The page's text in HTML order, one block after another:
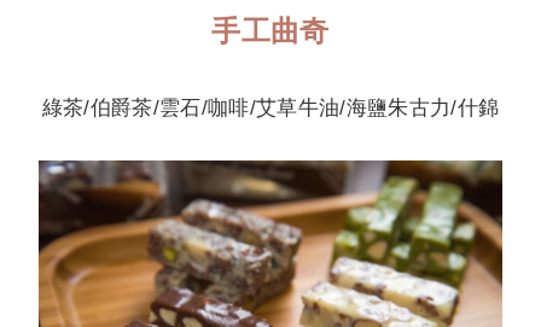
手工曲奇
綠茶/伯爵茶/雲石/咖啡/艾草牛油/海鹽朱古力/什錦